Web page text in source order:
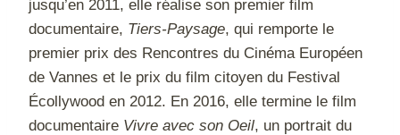
jusqu’en 2011, elle réalise son premier film
documentaire, Tiers-Paysage, qui remporte le
premier prix des Rencontres du Cinéma Européen
de Vannes et le prix du film citoyen du Festival
Écollywood en 2012. En 2016, elle termine le film
documentaire Vivre avec son Oeil, un portrait du